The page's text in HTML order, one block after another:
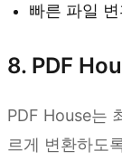
빠른 파일
8. PDF
PDF House는
르게 변환하도